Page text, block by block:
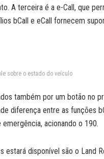
A terceira é a e-Call, que
bCall e eCall fornecem
sobre o estado do veículo
também por um botão no
diferença entre as funções
acionando o 190.
estará disponível são o Land